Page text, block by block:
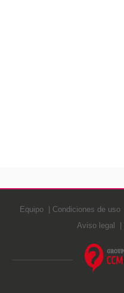
Equipo Condiciones de uso
Aviso legal